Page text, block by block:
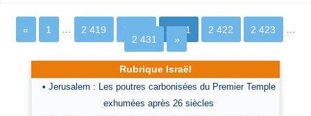
« 1 2 419 2 420 2 421 2 422 2 423
2 431
»
Rubrique Israël
• Jerusalem : Les poutres carbonisées du Premier Temple
exhumées après 26 siècles